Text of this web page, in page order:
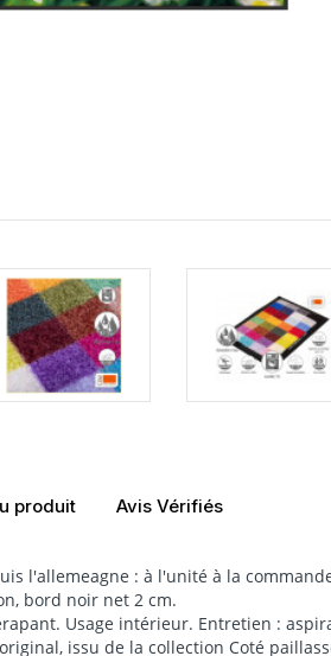
produit Avis Vérifiés
l'allemeagne : à l'unité à la
bord noir net 2 cm.
Usage intérieur. Entretien :
issu de la collection Coté